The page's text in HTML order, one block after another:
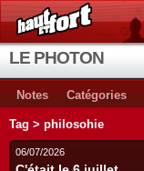
LE PHOTON
Notes Catégories
Tag > philosohie
06/07/2026